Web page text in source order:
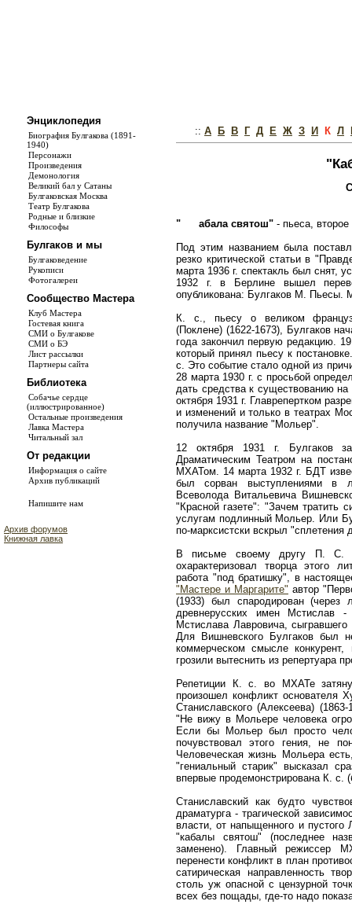
Энциклопедия
Биография Булгакова (1891-
1940)
Персонажи
Произведения
Демонология
Великий бал у Сатаны
Булгаковская Москва
Театр Булгакова
Родные и близкие
Философы
Булгаков и мы
Булгаковедение
Рукописи
Фотогалереи
Сообщество Мастера
Клуб Мастера
Гостевая книга
СМИ о Булгакове
СМИ о БЭ
Лист рассылки
Партнеры сайта
Библиотека
Собачье сердце
(иллюстрированное)
Остальные произведения
Лавка Мастера
Читальный зал
От редакции
Информация о сайте
Архив публикаций
Напишите нам
Архив форумов
Книжная лавка
:: А Б В Г Д Е Ж З И К Л
" абала святош" - пьеса,
Под этим названием была
резко критической статьи в
марта 1936 г. спектакль был снят,
1932 г. в Берлине вышел
опубликована: Булгаков М. Пьесы.
К. с., пьесу о великом
(Поклене) (1622-1673), Булгаков
года закончил первую редакцию.
который принял пьесу к
с. Это событие стало одной из
28 марта 1930 г. с просьбой
дать средства к существованию
октября 1931 г. Главрепертком
и изменений и только в театрах
получила название "Мольер".
12 октября 1931 г. Булгаков
Драматическим Театром на
МХАТом. 14 марта 1932 г. БДТ
был сорван выступлениями в
Всеволода Витальевича
"Красной газете": "Зачем
услугам подлинный Мольер. Или
по-марксистски вскрыл "сплетения
В письме своему другу П. С.
охарактеризовал творца этого
работа "под братишку", в
"Мастере и Маргарите" автор
(1933) был спародирован (через
древнерусских имен Мстислав -
Мстислава Лавровича,
Для Вишневского Булгаков был
коммерческом смысле
грозили вытеснить из репертуара
Репетиции К. с. во МХАТе
произошел конфликт основателя
Станиславского (Алексеева)
"Не вижу в Мольере человека
Если бы Мольер был просто
почувствовал этого гения, не
Человеческая жизнь Мольера
"гениальный старик" высказал
впервые продемонстрирована К. с.
Станиславский как будто
драматурга - трагической
власти, от напыщенного и
"кабалы святош" (последнее
заменено). Главный режиссер
перенести конфликт в план
сатирическая направленность
столь уж опасной с цензурной
всех без пощады, где-то надо